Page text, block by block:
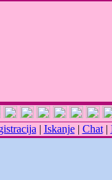
| Iskanje| Chat|